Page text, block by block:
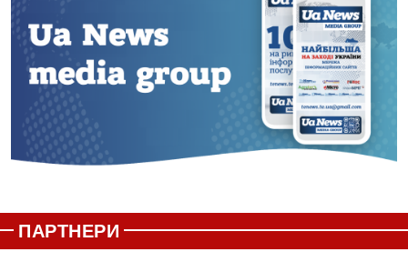
ПАРТНЕРИ